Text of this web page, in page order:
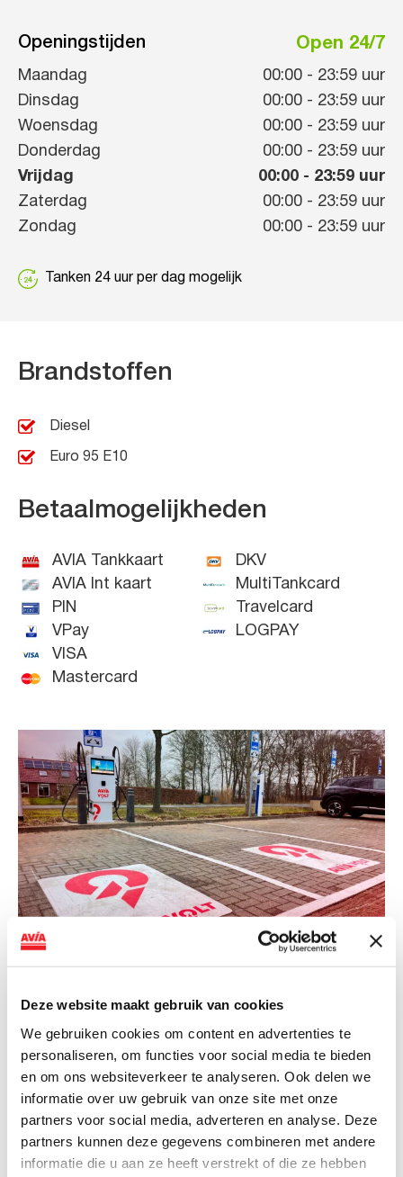
Deze website maakt gebruik van cookies
We gebruiken cookies om content en advertenties te
personaliseren, om functies voor social media te bieden
en om ons websiteverkeer te analyseren. Ook delen we
informatie over uw gebruik van onze site met onze
partners voor social media, adverteren en analyse. Deze
partners kunnen deze gegevens combineren met andere
informatie die u aan ze heeft verstrekt of die ze hebben
Openingstijden Open 24/7
Maandag 00:00 - 23:59 uur
Dinsdag
00:00 - 23:59 uur
Woensdag
00:00 - 23:59 uur
Donderdag
00:00 - 23:59 uur
Vrijdag
00:00 - 23:59 uur
Zaterdag
00:00 - 23:59 uur
Zondag
00:00 - 23:59 uur
Tanken 24 uur per dag mogelijk
Brandstoffen
Diesel
Euro 95 E10
Betaalmogelijkheden
AVIA Tankkaart
AVIA Int kaart
PIN
VPay
VISA
Mastercard
DKV
MultiTankcard
Travelcard
LOGPAY
NIEUWS
AVIA VOLT en Fletcher Hotels starten
landelijke uitrol van DC-
snellaadinfrastructuur
AVIA VOLT en Fletcher Hotels starten landelijke uitrol
van DC-snellaadinfrastructuur AVIA VOLT en...
Lees verder